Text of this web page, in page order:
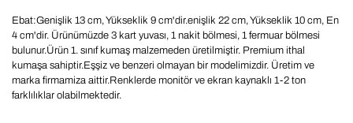
Ebat:Genişlik 13 cm, Yükseklik 9 cm'dir.enişlik 22 cm, Yükseklik 10 cm, En
4 cm'dir. Ürünümüzde 3 kart yuvası, 1 nakit bölmesi, 1 fermuar bölmesi
bulunur.Ürün 1. sınıf kumaş malzemeden üretilmiştir. Premium ithal
kumaşa sahiptir.Eşşiz ve benzeri olmayan bir modelimizdir. Üretim ve
marka firmamiza aittir.Renklerde monitör ve ekran kaynaklı 1-2 ton
farklılıklar olabilmektedir.